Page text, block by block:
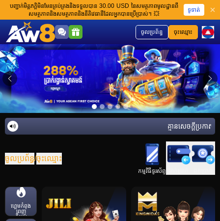
បញ្ជាក់មិត្តភក្តិមិនមែនគ្រប់គ្រងនិងទទួលបាន 30.00 USD នៃសមត្ថភាពមូលដ្ឋានពី
សមត្ថភាពនិងសមត្ថភាពនិងនីតិវេធានីដែលអ្នកបានប្រើប្រាស់។ 💥
ទូទាត់
ចុះឈ្មោះ
ចូលប្រព័ន្ធ
គ្មានសេចក្តីប្រកាសន
ចូលប្រព័ន្ធ/ចុះឈ្មោះ
កម្មវិធីទូរស័ព្ទ
ហ្គេមកំពុង
ពេញ
និយម